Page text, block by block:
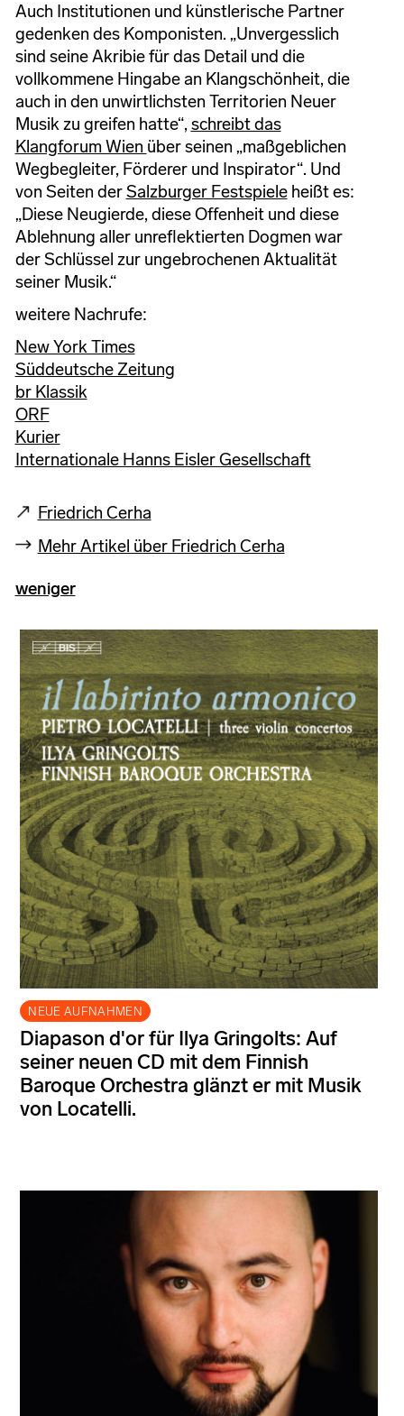
Auch Institutionen und künstlerische Partner
gedenken des Komponisten. „Unvergesslich
sind seine Akribie für das Detail und die
vollkommene Hingabe an Klangschönheit, die
auch in den unwirtlichsten Territorien Neuer
Musik zu greifen hatte“,schreibt das
Klangforum Wien über seinen „maßgeblichen
Wegbegleiter, Förderer und Inspirator“. Und
von Seiten derSalzburger Festspieleheißt es:
„Diese Neugierde, diese Offenheit und diese
Ablehnung aller unreflektierten Dogmen war
der Schlüssel zur ungebrochenen Aktualität
seiner Musik.“
weitere Nachrufe:
New York Times
Süddeutsche Zeitung
br Klassik
ORF
Kurier
Internationale Hanns Eisler Gesellschaft
Friedrich Cerha
Mehr Artikel über Friedrich Cerha
weniger
NEUE AUFNAHMEN
Diapason d'or für Ilya Gringolts: Auf
seiner neuen CD mit dem Finnish
Baroque Orchestra glänzt er mit Musik
von Locatelli.